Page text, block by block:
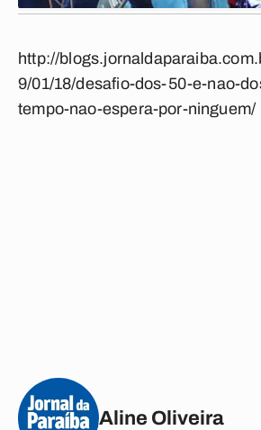
http://
9/01/18/desafio-dos-50-e-nao-
tempo-nao-espera-por-ninguem/
Aline Oliveira